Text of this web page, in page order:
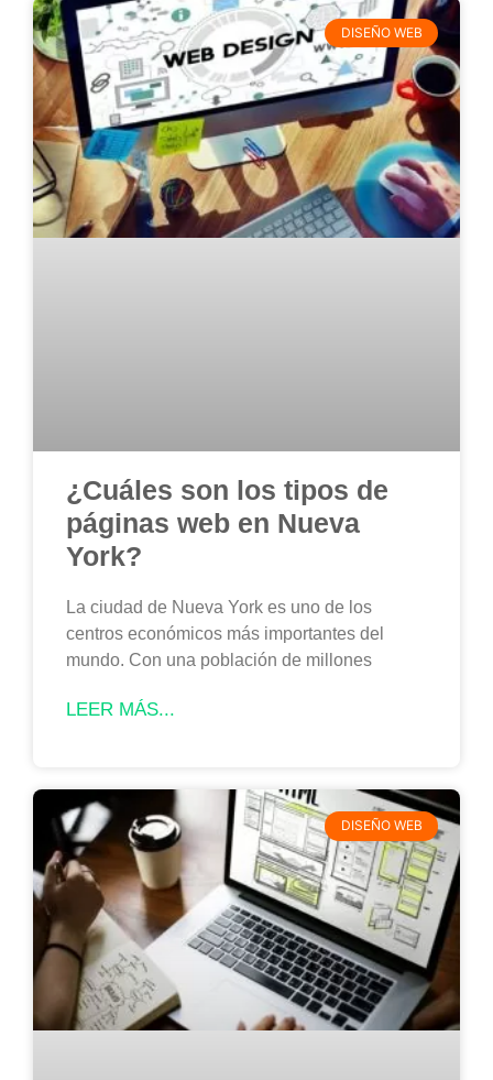
DISEÑO WEB
¿Cuáles son los tipos de
páginas web en Nueva
York?
La ciudad de Nueva York es uno de los
centros económicos más importantes del
mundo. Con una población de millones
LEER MÁS...
DISEÑO WEB